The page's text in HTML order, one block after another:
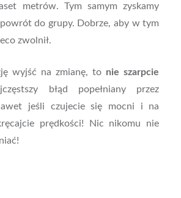
metrów. Tym samym zyskamy
do grupy. Dobrze, aby w tym
zwolnił.
wyjść na zmianę, to nie szarpcie
błąd popełniany przez
jeśli czujecie się mocni i na
prędkości! Nic nikomu nie